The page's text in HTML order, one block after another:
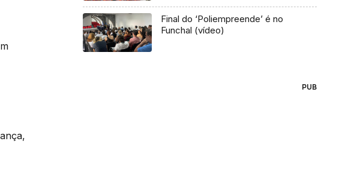
Final do ‘Poliempreende’ é no
Funchal (vídeo)
PUB